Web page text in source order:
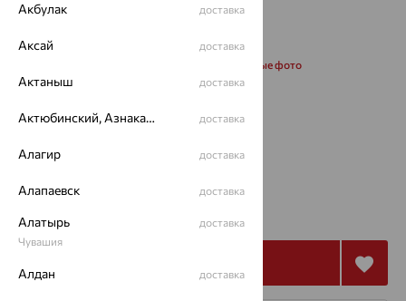
Запросить дополнительные фото
Размеры:
312 573
Акбулак доставка
Аксай доставка
Актаныш доставка
Актюбинский, Азнакаевский район доставка
Алагир доставка
Алапаевск доставка
Алатырь
Чувашия
доставка
Алдан доставка